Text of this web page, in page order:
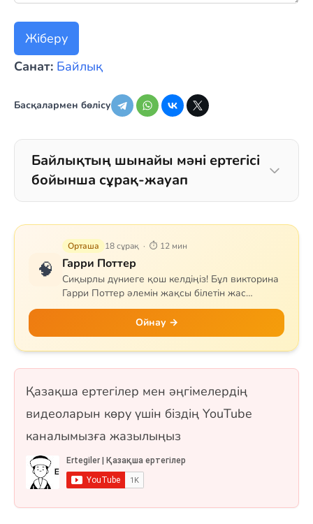
Жіберу
Санат: Байлық
Басқалармен бөлісу
Байлықтың шынайы мәні ертегісі
бойынша сұрақ-жауап
🧠
Орташа 18 сұрақ · ⏱ 12 мин
Гарри Поттер
Сиқырлы дүниеге қош келдіңіз! Бұл викторина
Гарри Поттер әлемін жақсы білетін жас
сиқыршыларға арналған. Сұрақтар Хогвартс
мектебін, квиддичті, негізгі кейіпкерлерді,
сиқырлы заттар мен арнайы сиқырларды
қамтиды. Гриффиндор, Слизерин, Когтевран
сұрақ, бір таңдауды және рас/жалған
Ойнау →
Қазақша ертегілер мен әңгімелердің
видеоларын көру үшін біздің YouTube
каналымызға жазылыңыз